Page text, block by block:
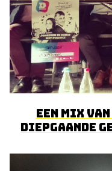
Een mix
diepgaande